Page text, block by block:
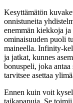
Kesyttämätön
onnistuneita
enemmän kiekkoja
ominaisuuden puoli
maineella. Infinity-
ja jatkat, kunnes
bonuspeli, joka
tarvitsee asettaa
Ennen kuin voit